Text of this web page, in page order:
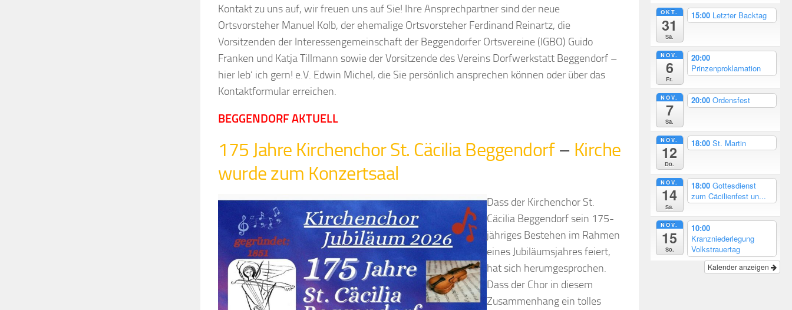
Kontakt zu uns auf, wir freuen uns auf Sie! Ihre Ansprechpartner sind der neue
Ortsvorsteher Manuel Kolb, der ehemalige Ortsvorsteher Ferdinand Reinartz, die
Vorsitzenden der Interessengemeinschaft der Beggendorfer Ortsvereine (IGBO) Guido
Franken und Katja Tillmann sowie der Vorsitzende des Vereins Dorfwerkstatt Beggendorf –
hier leb‘ ich gern! e.V. Edwin Michel, die Sie persönlich ansprechen können oder über das
Kontaktformular erreichen.
BEGGENDORF AKTUELL
175 Jahre Kirchenchor St. Cäcilia Beggendorf – Kirche
wurde zum Konzertsaal
Dass der Kirchenchor St.
Cäcilia Beggendorf sein 175-
jähriges Bestehen im Rahmen
eines Jubiläumsjahres feiert,
hat sich herumgesprochen.
Dass der Chor in diesem
Zusammenhang ein tolles
OKT.
31
Sa.
15:00 Letzter Backtag
NOV.
6
Fr.
20:00
Prinzenproklamation
NOV.
7
Sa.
20:00 Ordensfest
NOV.
12
Do.
18:00 St. Martin
NOV.
14
Sa.
18:00 Gottesdienst
zum Cäcilienfest un...
NOV.
15
So.
10:00
Kranzniederlegung
Volkstrauertag
Kalender anzeigen